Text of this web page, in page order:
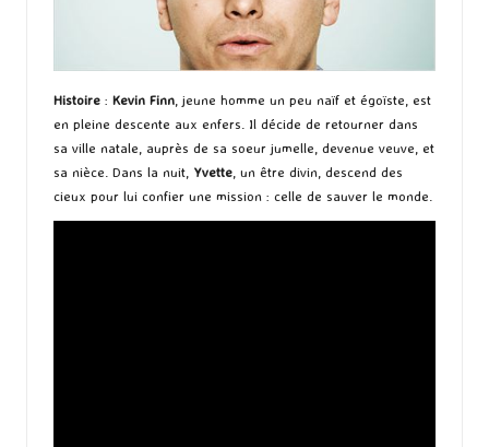
Histoire : Kevin Finn, jeune homme un peu naïf et égoïste, est
en pleine descente aux enfers. Il décide de retourner dans
sa ville natale, auprès de sa soeur jumelle, devenue veuve, et
sa nièce. Dans la nuit, Yvette, un être divin, descend des
cieux pour lui confier une mission : celle de sauver le monde.